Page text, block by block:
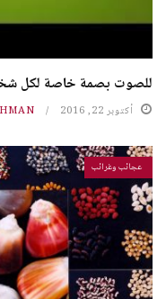
للصوت بصمة خاصة لكل
أكتوبر 22, 2016
عجائب وغرائب